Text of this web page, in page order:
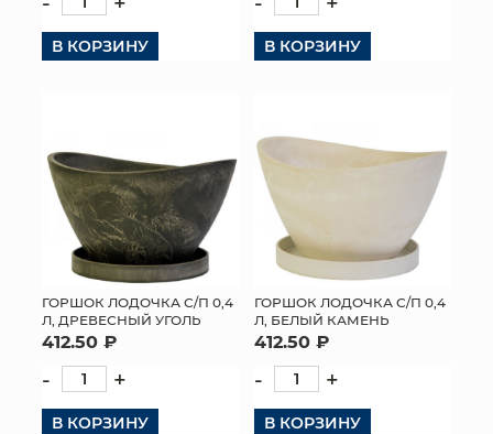
В КОРЗИНУ В КОРЗИНУ
ГОРШОК ЛОДОЧКА С/П 0,4
Л, ДРЕВЕСНЫЙ УГОЛЬ
412.50 ₽
- +
В КОРЗИНУ
ГОРШОК ЛОДОЧКА С/П 0,4
Л, БЕЛЫЙ КАМЕНЬ
412.50 ₽
- +
В КОРЗИНУ